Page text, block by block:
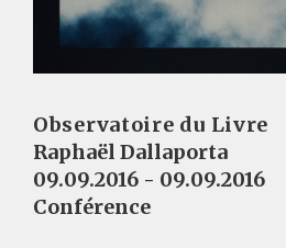
Observatoire du Livre
Raphaël Dallaporta
09.09.2016 - 09.09.2016
Conférence